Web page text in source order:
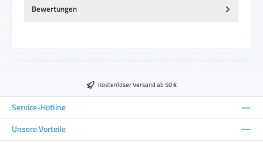
Bewertungen
Kostenloser Versand ab 50 €
Service-Hotline
Unsere Vorteile